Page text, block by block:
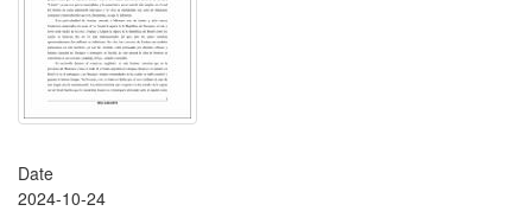
Date
2024-10-24